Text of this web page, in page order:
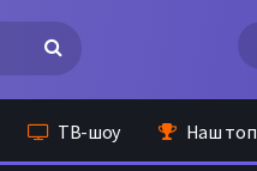
ТВ-шоу Наш топ